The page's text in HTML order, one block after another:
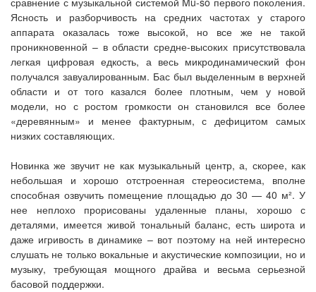
Ясность и разборчивость на средних частотах у старого
аппарата оказалась тоже высокой, но все же не такой
проникновенной – в области средне-высоких присутствовала
легкая цифровая едкость, а весь микродинамический фон
получался завуалированным. Бас был выделенным в верхней
области и от того казался более плотным, чем у новой
модели, но с ростом громкости он становился все более
«деревянным» и менее фактурным, с дефицитом самых
низких составляющих.
Новинка же звучит не как музыкальный центр, а, скорее, как
небольшая и хорошо отстроенная стереосистема, вполне
способная озвучить помещение площадью до 30 — 40 м². У
нее неплохо прорисованы удаленные планы, хорошо с
деталями, имеется живой тональный баланс, есть широта и
даже игривость в динамике – вот поэтому на ней интересно
слушать не только вокальные и акустические композиции, но и
музыку, требующая мощного драйва и весьма серьезной
басовой поддержки.